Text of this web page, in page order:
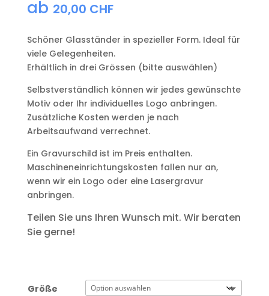
ab 20,00 CHF
Schöner Glasständer in spezieller Form. Ideal für
viele Gelegenheiten.
Erhältlich in drei Grössen (bitte auswählen)
Selbstverständlich können wir jedes gewünschte
Motiv oder Ihr individuelles Logo anbringen.
Zusätzliche Kosten werden je nach
Arbeitsaufwand verrechnet.
Ein Gravurschild ist im Preis enthalten.
Maschineneinrichtungskosten fallen nur an,
wenn wir ein Logo oder eine Lasergravur
anbringen.
Teilen Sie uns Ihren Wunsch mit. Wir beraten
Sie gerne!
Größe